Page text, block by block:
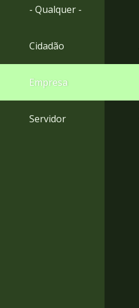
- Qualquer -
Cidadão
Empresa
Servidor